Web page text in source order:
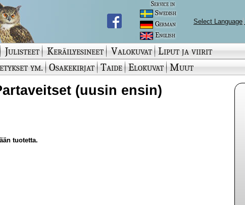
Service in
Swedish
German
English
Select Language
Julisteet Keräilyesineet Valokuvat Liput ja viirit
ym. Osakekirjat Taide Elokuvat Muut
(uusin ensin)
tuotetta.